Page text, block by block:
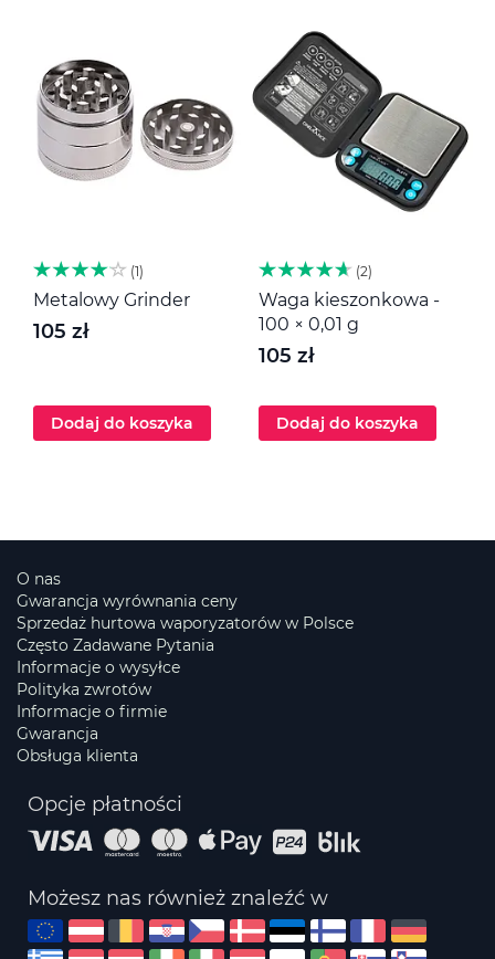
1
Metalowy Grinder
105 zł
Dodaj do koszyka
2
Waga kieszonkowa -
100 × 0,01 g
105 zł
Dodaj do koszyka
O nas
Gwarancja wyrównania ceny
Sprzedaż hurtowa waporyzatorów w Polsce
Często Zadawane Pytania
Informacje o wysyłce
Polityka zwrotów
Informacje o firmie
Gwarancja
Obsługa klienta
Opcje płatności
Możesz nas również znaleźć w